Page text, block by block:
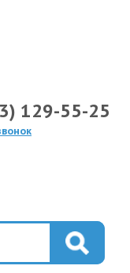
129-55-25